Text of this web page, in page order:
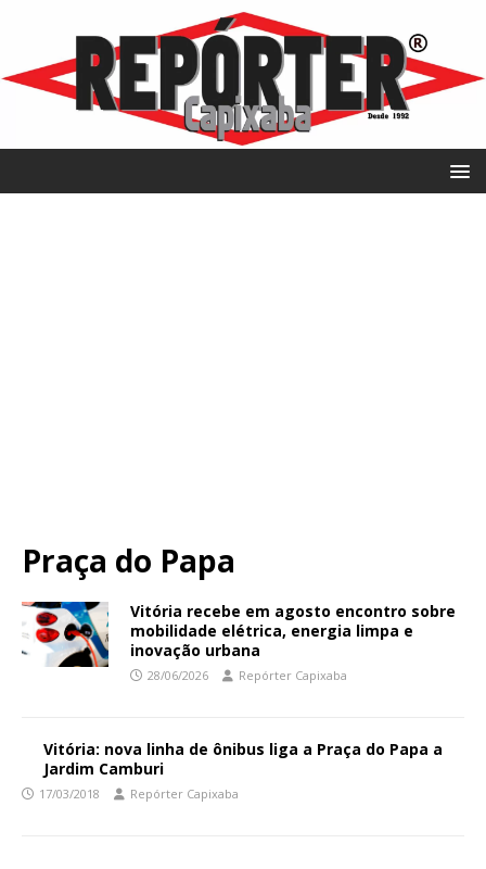
Praça do Papa
Vitória recebe em agosto encontro sobre
mobilidade elétrica, energia limpa e
inovação urbana
28/06/2026 Repórter Capixaba
Vitória: nova linha de ônibus liga a Praça do Papa a
Jardim Camburi
17/03/2018 Repórter Capixaba